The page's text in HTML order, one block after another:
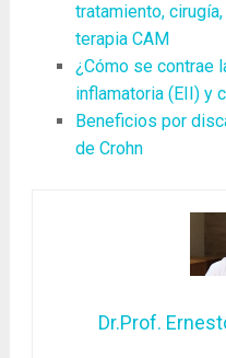
tratamiento,
terapia CAM
¿Cómo se contrae
inflamatoria (EII) y
Beneficios por
de Crohn
Dr.Prof.